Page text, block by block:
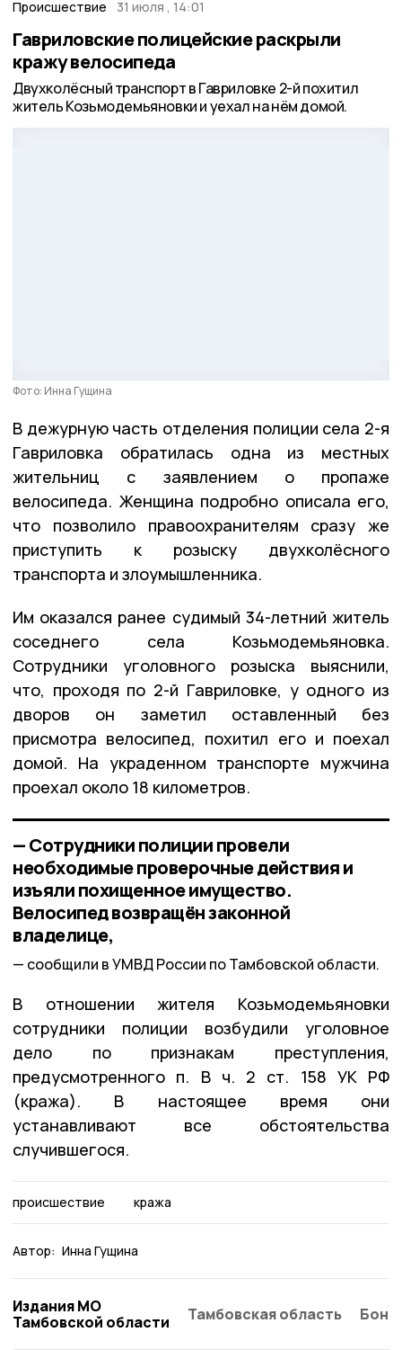
Происшествие 31 июля , 14:01
Гавриловские полицейские раскрыли
кражу велосипеда
Двухколёсный транспорт в Гавриловке 2-й похитил
житель Козьмодемьяновки и уехал на нём домой.
Фото: Инна Гущина
В дежурную часть отделения полиции села 2-я
Гавриловка обратилась одна из местных
жительниц с заявлением о пропаже
велосипеда. Женщина подробно описала его,
что позволило правоохранителям сразу же
приступить к розыску двухколёсного
транспорта и злоумышленника.
Им оказался ранее судимый 34-летний житель
соседнего села Козьмодемьяновка.
Сотрудники уголовного розыска выяснили,
что, проходя по 2-й Гавриловке, у одного из
дворов он заметил оставленный без
присмотра велосипед, похитил его и поехал
домой. На украденном транспорте мужчина
проехал около 18 километров.
— Сотрудники полиции провели
необходимые проверочные действия и
изъяли похищенное имущество.
Велосипед возвращён законной
владелице,
сообщили в УМВД России по Тамбовской области.
В отношении жителя Козьмодемьяновки
сотрудники полиции возбудили уголовное
дело по признакам преступления,
предусмотренного п. В ч. 2 ст. 158 УК РФ
(кража). В настоящее время они
устанавливают все обстоятельства
случившегося.
происшествие кража
Автор: Инна Гущина
Издания МО
Тамбовской области
Тамбовская область